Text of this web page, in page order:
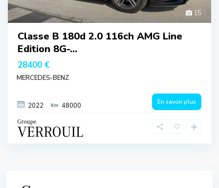
15
Classe B 180d 2.0 116ch AMG Line
Edition 8G-...
28400 €
MERCEDES-BENZ
2022 48000 En savoir plus